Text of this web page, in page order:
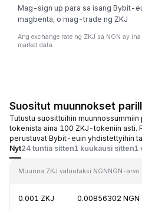
Mag-sign up para sa isang Bybit-
magbenta, o mag-trade ng ZKJ
Ang exchange rate ng ZKJ sa NGN ay
market data.
Suositut muunnokset
Tutustu suosittuihin
tokenista aina 100 ZKJ-tokeniin asti.
perustuvat Bybit-euin yhdistettyihin
Nyt24 tuntia sitten1 kuukausi sitten1
Muunna ZKJ valuutaksi NGNNGN-arvo
0.001 ZKJ 0.00856302 NGN